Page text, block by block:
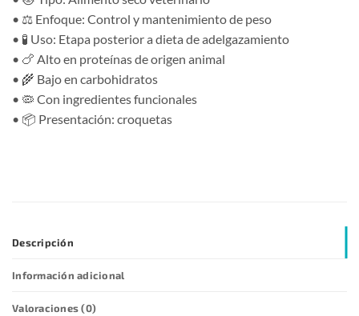
• ⚖️ Enfoque: Control y mantenimiento de peso
• 🧪 Uso: Etapa posterior a dieta de adelgazamiento
• 🍗 Alto en proteínas de origen animal
• 🌾 Bajo en carbohidratos
• 🦠 Con ingredientes funcionales
• 📦 Presentación: croquetas
Descripción
Información adicional
Valoraciones (0)